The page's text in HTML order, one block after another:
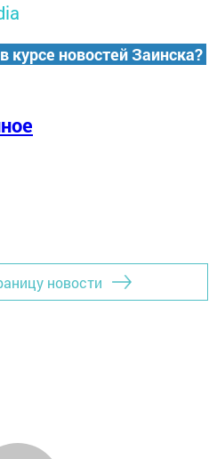
курсе новостей Заинска?
новости